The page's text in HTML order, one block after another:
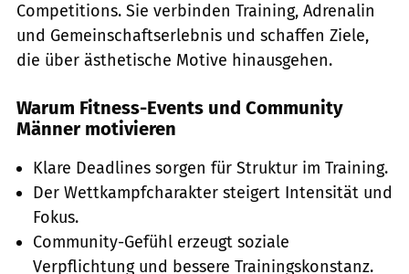
Competitions. Sie verbinden Training, Adrenalin
und Gemeinschaftserlebnis und schaffen Ziele,
die über ästhetische Motive hinausgehen.
Warum Fitness-Events und Community
Männer motivieren
Klare Deadlines sorgen für Struktur im Training.
Der Wettkampfcharakter steigert Intensität und
Fokus.
Community-Gefühl erzeugt soziale
Verpflichtung und bessere Trainingskonstanz.